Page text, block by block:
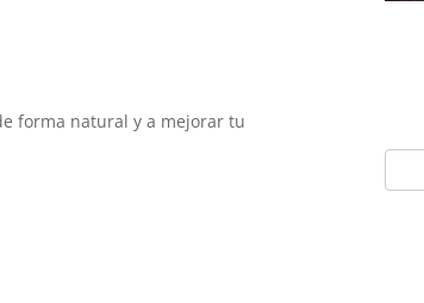
forma natural y a mejorar tu